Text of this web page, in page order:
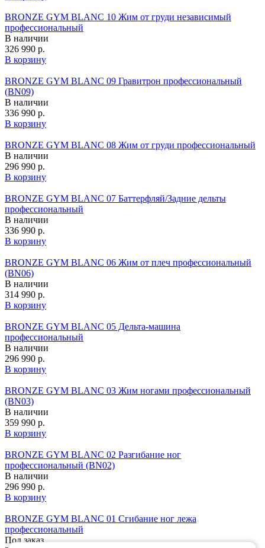
BRONZE GYM BLANC 10 Жим от груди независимый
профессиональный
В наличии
326 990 р.
В корзину
BRONZE GYM BLANC 09 Гравитрон профессиональный
(BN09)
В наличии
336 990 р.
В корзину
BRONZE GYM BLANC 08 Жим от груди профессиональный
В наличии
296 990 р.
В корзину
BRONZE GYM BLANC 07 Баттерфляй/Задние дельты
профессиональный
В наличии
336 990 р.
В корзину
BRONZE GYM BLANC 06 Жим от плеч профессиональный
(BN06)
В наличии
314 990 р.
В корзину
BRONZE GYM BLANC 05 Дельтa-машина
профессиональный
В наличии
296 990 р.
В корзину
BRONZE GYM BLANC 03 Жим ногами профессиональный
(BN03)
В наличии
359 990 р.
В корзину
BRONZE GYM BLANC 02 Разгибание ног
профессиональный (BN02)
В наличии
296 990 р.
В корзину
BRONZE GYM BLANC 01 Сгибание ног лежа
профессиональный
Под заказ